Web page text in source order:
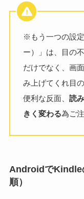
※もう一つの設
ー）」は、目の
だけでなく、画
み上げてくれ目
便利な反面、読
きく変わる為ご
AndroidでKindle
順）